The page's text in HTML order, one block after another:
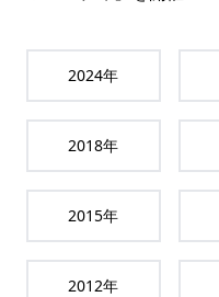
2024年
2018年
2015年
2012年